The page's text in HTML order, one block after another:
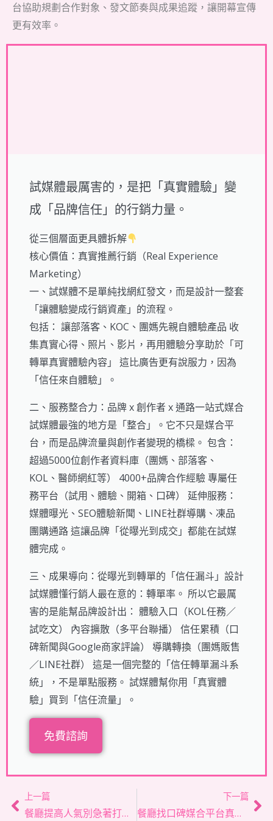
台協助規劃合作對象、發文節奏與成果追蹤，讓開幕宣傳
更有效率。
試媒體最厲害的，是把「真實體驗」變
成「品牌信任」的行銷力量。
從三個層面更具體拆解
核心價值：真實推薦行銷（Real Experience
Marketing）
一、試媒體不是單純找網紅發文，而是設計一整套
「讓體驗變成行銷資產」的流程。
包括： 讓部落客、KOC、團媽先親自體驗產品 收
集真實心得、照片、影片，再用體驗分享助於「可
轉單真實體驗內容」 這比廣告更有說服力，因為
「信任來自體驗」。
二、服務整合力：品牌 x 創作者 x 通路一站式媒合
試媒體最強的地方是「整合」。它不只是媒合平
台，而是品牌流量與創作者變現的橋樑。 包含：
超過5000位創作者資料庫（團媽、部落客、
KOL、醫師網紅等） 4000+品牌合作經驗 專屬任
務平台（試用、體驗、開箱、口碑） 延伸服務：
媒體曝光、SEO體驗新聞、LINE社群導購、凍品
團購通路 這讓品牌「從曝光到成交」都能在試媒
體完成。
三、成果導向：從曝光到轉單的「信任漏斗」設計
試媒體懂行銷人最在意的：轉單率。 所以它最厲
害的是能幫品牌設計出： 體驗入口（KOL任務／
試吃文） 內容擴散（多平台聯播） 信任累積（口
碑新聞與Google商家評論） 導購轉換（團媽販售
／LINE社群） 這是一個完整的「信任轉單漏斗系
統」，不是單點服務。 試媒體幫你用「真實體
驗」買到「信任流量」。
免費諮詢
上一頁
上一篇
餐廳提高人氣別急著打折！先看懂 Google 評論與社群口碑怎麼做
下一篇
餐廳找口碑媒合平台真的有用嗎？合作前先看這些成效指標
下